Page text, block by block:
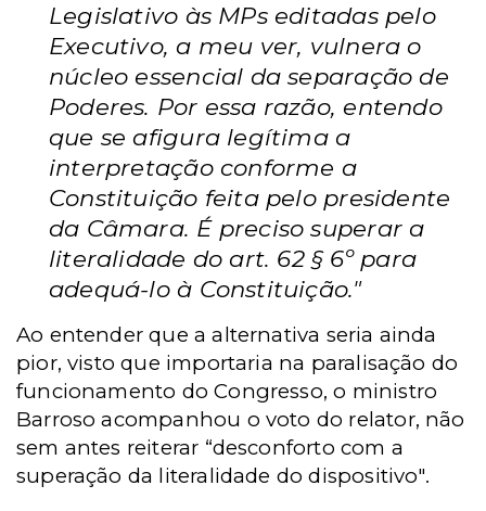
Legislativo às MPs editadas pelo
Executivo, a meu ver, vulnera o
núcleo essencial da separação de
Poderes. Por essa razão, entendo
que se afigura legítima a
interpretação conforme a
Constituição feita pelo presidente
da Câmara. É preciso superar a
literalidade do art. 62 § 6º para
adequá-lo à Constituição."
Ao entender que a alternativa seria ainda
pior, visto que importaria na paralisação do
funcionamento do Congresso, o ministro
Barroso acompanhou o voto do relator, não
sem antes reiterar “desconforto com a
superação da literalidade do dispositivo".